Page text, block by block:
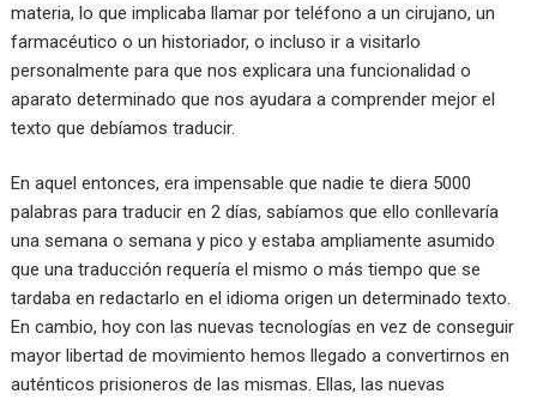
materia, lo que implicaba llamar por teléfono a un cirujano, un
farmacéutico o un historiador, o incluso ir a visitarlo
personalmente para que nos explicara una funcionalidad o
aparato determinado que nos ayudara a comprender mejor el
texto que debíamos traducir.
En aquel entonces, era impensable que nadie te diera 5000
palabras para traducir en 2 días, sabíamos que ello conllevaría
una semana o semana y pico y estaba ampliamente asumido
que una traducción requería el mismo o más tiempo que se
tardaba en redactarlo en el idioma origen un determinado texto.
En cambio, hoy con las nuevas tecnologías en vez de conseguir
mayor libertad de movimiento hemos llegado a convertirnos en
auténticos prisioneros de las mismas. Ellas, las nuevas